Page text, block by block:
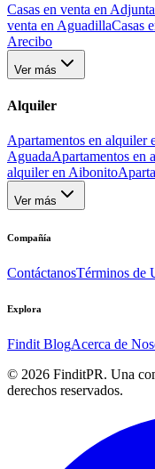
Casas en venta en
venta en AguadillaCasas
Arecibo
Ver más
Alquiler
Apartamentos en alquiler
AguadaApartamentos en
alquiler en Aibonito
Ver más
Compañía
ContáctanosTérminos de
Explora
Findit BlogAcerca de
© 2026 FinditPR. Una
derechos reservados.